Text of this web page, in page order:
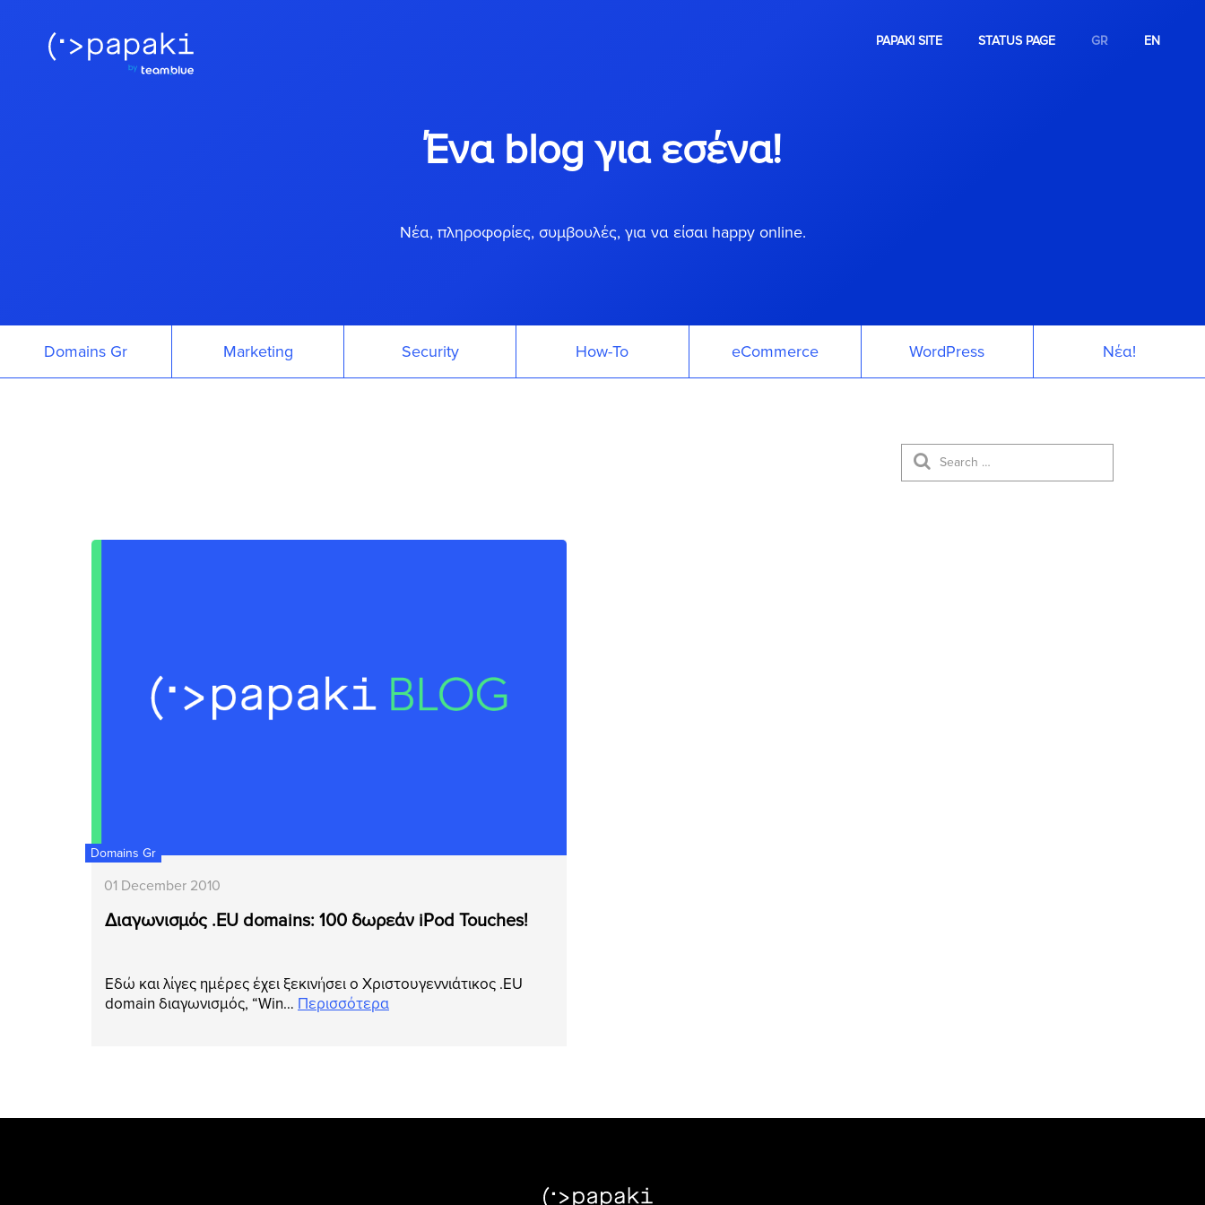
PAPAKI SITE STATUS PAGE GR EN
Ένα blog για εσένα!
Νέα, πληροφορίες, συμβουλές, για να είσαι happy online.
Domains Gr Marketing Security How-To eCommerce WordPress Νέα!
Domains Gr
01 December 2010
Διαγωνισμός .EU domains: 100 δωρεάν iPod Touches!
Εδώ και λίγες ημέρες έχει ξεκινήσει ο Χριστουγεννιάτικος .EU
domain διαγωνισμός, “Win… Περισσότερα